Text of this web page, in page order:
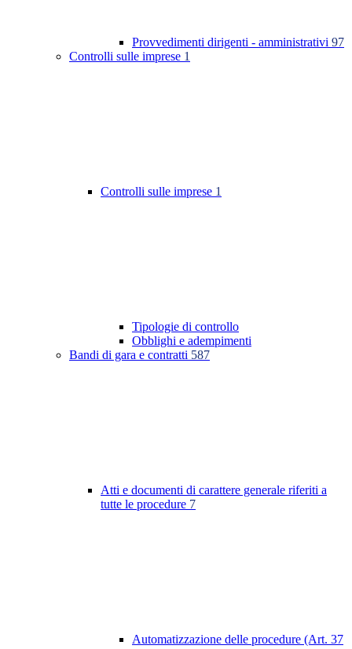
Provvedimenti dirigenti - amministrativi 97
Controlli sulle imprese 1
Controlli sulle imprese 1
Tipologie di controllo
Obblighi e adempimenti
Bandi di gara e contratti 587
Atti e documenti di carattere generale riferiti a
tutte le procedure 7
Automatizzazione delle procedure (Art. 37